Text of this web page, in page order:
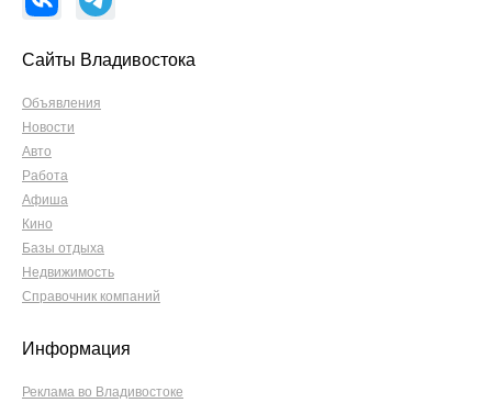
Сайты Владивостока
Объявления
Новости
Авто
Работа
Афиша
Кино
Базы отдыха
Недвижимость
Справочник компаний
Информация
Реклама во Владивостоке